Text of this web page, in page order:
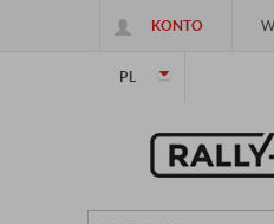
KONTO
PL